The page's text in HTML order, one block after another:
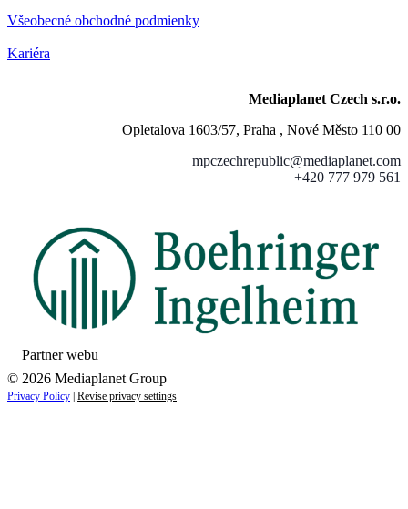
Všeobecné obchodné podmienky
Kariéra
Mediaplanet Czech s.r.o.
Opletalova 1603/57, Praha , Nové Město 110 00
mpczechrepublic@mediaplanet.com
+420 777 979 561
Partner webu
© 2026 Mediaplanet Group
Privacy Policy Revise privacy settings